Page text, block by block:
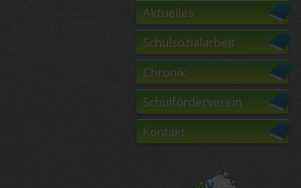
Aktuelles
Schulsozialarbeit
Chronik
Schulförderverein
Kontakt